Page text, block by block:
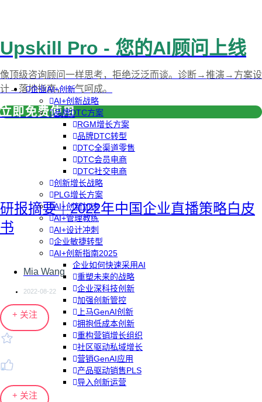
企业AI+创新
AI+创新战略
品牌DTC方案
RGM增长方案
品牌DTC转型
DTC全渠道零售
DTC会员电商
DTC社交电商
创新增长战略
PLG增长方案
AI+创新加速
AI+管理教练
AI+设计冲刺
企业敏捷转型
AI+创新指南2025
企业如何快速采用AI
重塑未来的战略
企业深科技创新
加强创新管控
上马GenAI创新
拥抱低成本创新
重构营销增长组织
社区驱动私域增长
营销GenAI应用
产品驱动销售PLS
导入创新运营
Upskill Pro - 您的AI顾问上线
像顶级咨询顾问一样思考，拒绝泛泛而谈。诊断→推演→方案设
计→落地指南，一气呵成。
立即免费使用
研报摘要｜2022年中国企业直播策略白皮
书
Mia Wang
2022-08-22
+ 关注
+ 关注